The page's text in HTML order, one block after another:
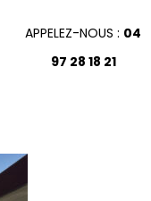
APPELEZ-NOUS : 04
97 28 18 21